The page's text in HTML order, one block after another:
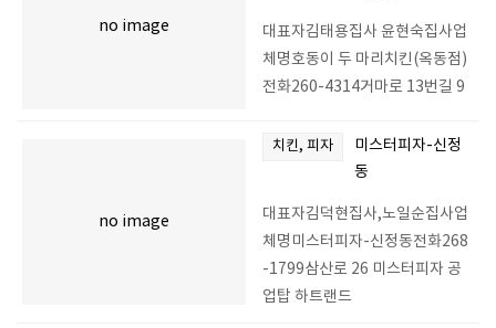
no image
대표자김태용집사 윤현숙집사업
체명호동이 두 마리치킨(옥동점)
전화260-4314거마로 13번길 9
no image
치킨, 피자
미스터피자-신정
동
대표자김덕현집사,노일순집사업
체명미스터피자-신정동전화268
-1799삼산로 26 미스터피자 공
업탑 하트랜드